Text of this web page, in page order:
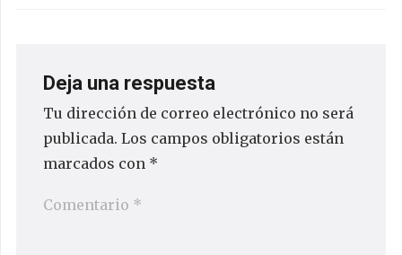
Deja una respuesta
Tu dirección de correo electrónico no será
publicada. Los campos obligatorios están
marcados con *